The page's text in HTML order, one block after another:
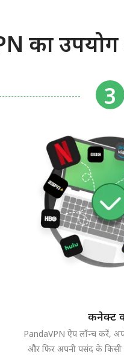
का
कनेक्ट
PandaVPN ऐप लॉन्च करें,
और फिर अपनी पसंद के किसी